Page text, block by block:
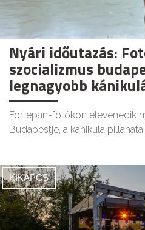
Nyári időutazás:
szocializmus
legnagyobb
Fortepan-fotókon elevenedik
Budapestje, a kánikula
KIKAPCS